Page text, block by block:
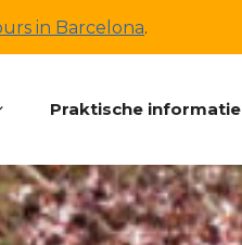
in Barcelona.
Praktische informatie